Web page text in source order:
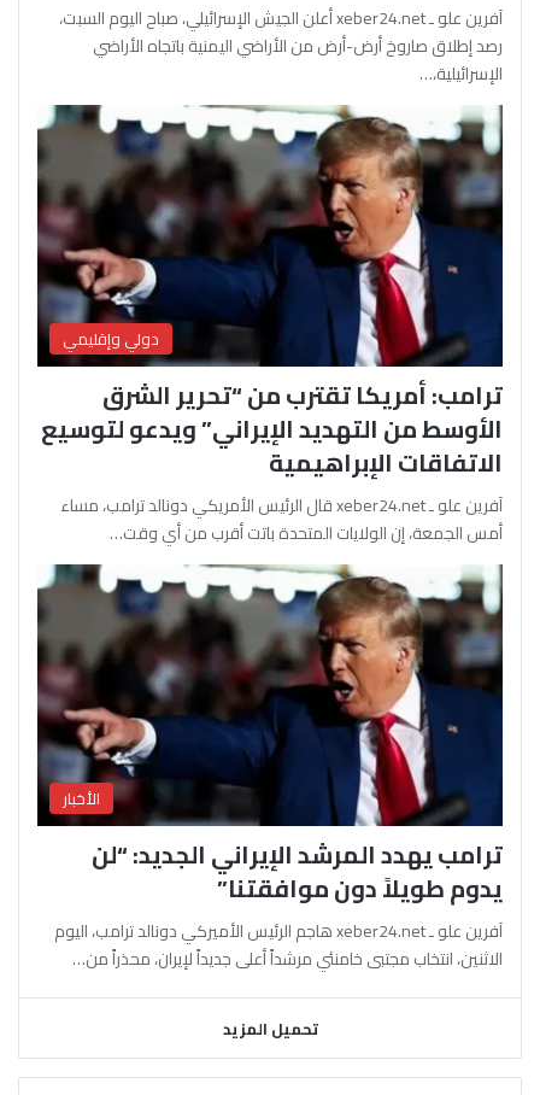
آفرين علو ـ xeber24.net أعلن الجيش الإسرائيلي، صباح اليوم السبت،
رصد إطلاق صاروخ أرض-أرض من الأراضي اليمنية باتجاه الأراضي
الإسرائيلية،…
دولي وإقليمي
ترامب: أمريكا تقترب من “تحرير الشرق
الأوسط من التهديد الإيراني” ويدعو لتوسيع
الاتفاقات الإبراهيمية
آفرين علو ـ xeber24.net قال الرئيس الأمريكي دونالد ترامب، مساء
أمس الجمعة، إن الولايات المتحدة باتت أقرب من أي وقت…
الأخبار
ترامب يهدد المرشد الإيراني الجديد: “لن
يدوم طويلاً دون موافقتنا”
آفرين علو ـ xeber24.net هاجم الرئيس الأميركي دونالد ترامب، اليوم
الاثنين، انتخاب مجتبى خامنئي مرشداً أعلى جديداً لإيران، محذراً من…
تحميل المزيد